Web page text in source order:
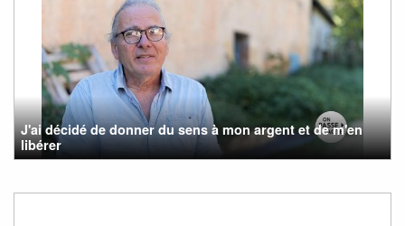
J'ai décidé de donner du sens à mon argent et de m'en
libérer